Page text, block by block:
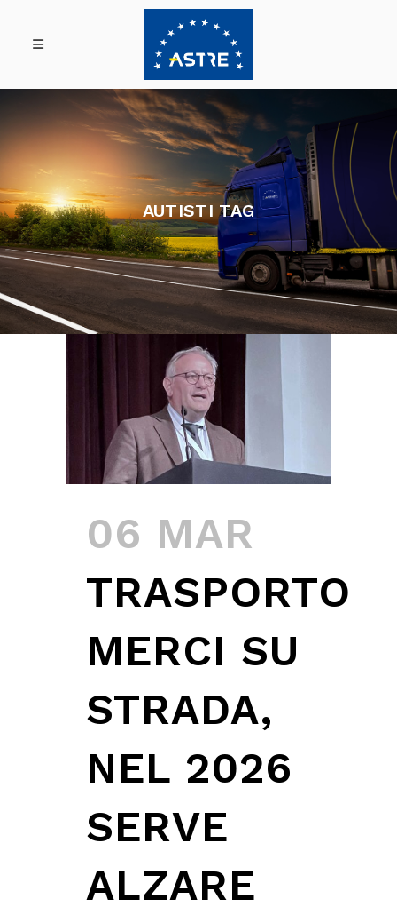
AUTISTI TAG
06 MAR
TRASPORTO
MERCI SU
STRADA,
NEL 2026
SERVE
ALZARE